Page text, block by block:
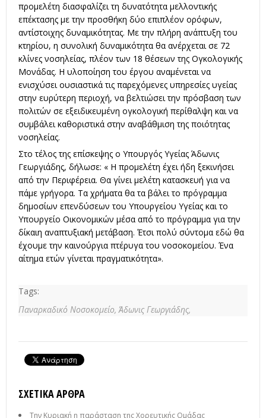
προμελέτη διασφαλίζει τη δυνατότητα μελλοντικής
επέκτασης με την προσθήκη δύο επιπλέον ορόφων,
αντίστοιχης δυναμικότητας. Με την πλήρη ανάπτυξη του
κτηρίου, η συνολική δυναμικότητα θα ανέρχεται σε 72
κλίνες νοσηλείας, πλέον των 18 θέσεων της Ογκολογικής
Μονάδας. Η υλοποίηση του έργου αναμένεται να
ενισχύσει ουσιαστικά τις παρεχόμενες υπηρεσίες υγείας
στην ευρύτερη περιοχή, να βελτιώσει την πρόσβαση των
πολιτών σε εξειδικευμένη ογκολογική περίθαλψη και να
συμβάλει καθοριστικά στην αναβάθμιση της ποιότητας
νοσηλείας.
Στο τέλος της επίσκεψης ο Υπουργός Υγείας Άδωνις
Γεωργιάδης, δήλωσε: « Η προμελέτη έχει ήδη ξεκινήσει
από την Περιφέρεια. Θα γίνει μελέτη κατασκευή για να
πάμε γρήγορα. Τα χρήματα θα τα βάλει το πρόγραμμα
δημοσίων επενδύσεων του Υπουργείου Υγείας και το
Υπουργείο Οικονομικών μέσα από το πρόγραμμα για την
δίκαιη αναπτυξιακή μετάβαση. Έτσι πολύ σύντομα εδώ θα
έχουμε την καινούργια πτέρυγα του νοσοκομείου. Ένα
αίτημα ετών γίνεται πραγματικότητα».
Tags:
Παναρκαδικό Νοσοκομείο,Άδωνις Γεωργιάδης,
ΣΧΕΤΙΚΆ ΆΡΘΡΑ
Την Κυριακή η παράσταση της Χορευτικής Ομάδας